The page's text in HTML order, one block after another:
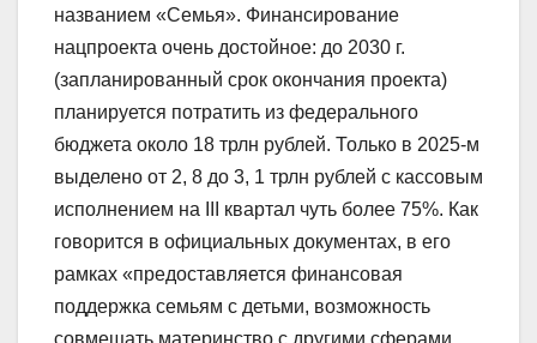
названием «Семья». Финансирование
нацпроекта очень достойное: до 2030 г.
(запланированный срок окончания проекта)
планируется потратить из федерального
бюджета около 18 трлн рублей. Только в 2025-м
выделено от 2, 8 до 3, 1 трлн рублей с кассовым
исполнением на III квартал чуть более 75%. Как
говорится в официальных документах, в его
рамках «предоставляется финансовая
поддержка семьям с детьми, возможность
совмещать материнство с другими сферами